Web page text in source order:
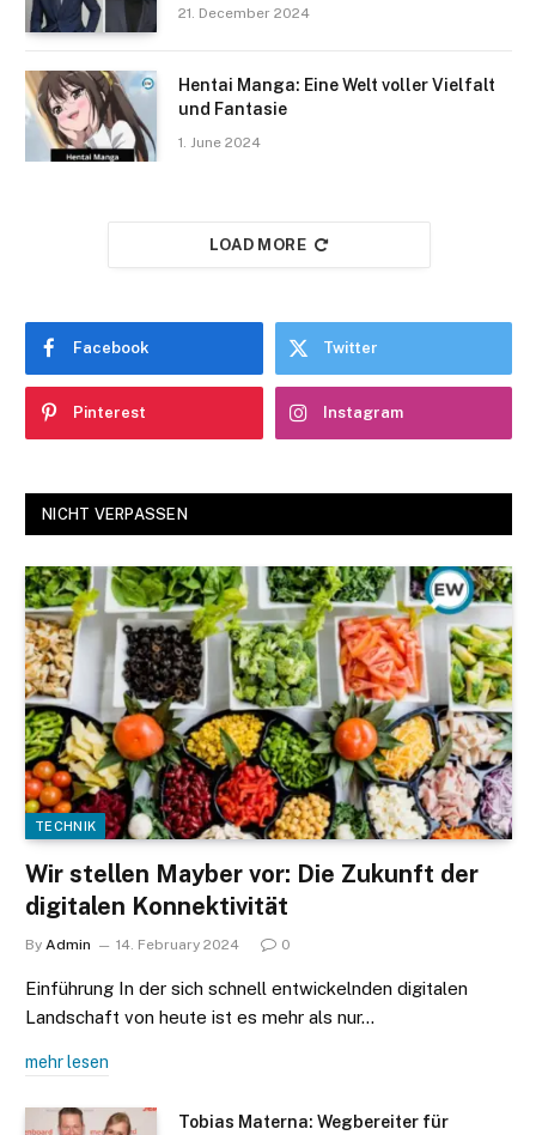
21. December 2024
Hentai Manga: Eine Welt voller Vielfalt
und Fantasie
1. June 2024
LOAD MORE
Facebook Twitter
Pinterest Instagram
NICHT VERPASSEN
TECHNIK
Wir stellen Mayber vor: Die Zukunft der
digitalen Konnektivität
By Admin 14. February 2024 0
Einführung In der sich schnell entwickelnden digitalen
Landschaft von heute ist es mehr als nur…
mehr lesen
Tobias Materna: Wegbereiter für